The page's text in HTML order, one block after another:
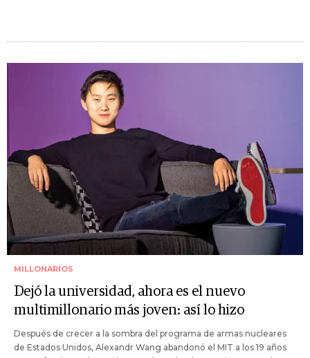
MILLONARIOS
Dejó la universidad, ahora es el nuevo
multimillonario más joven: así lo hizo
Después de crecer a la sombra del programa de armas nucleares
de Estados Unidos, Alexandr Wang abandonó el MIT a los 19 años